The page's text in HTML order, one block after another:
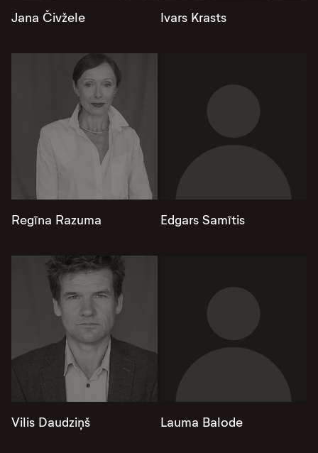
Jana Čivžele Ivars Krasts
Regīna Razuma Edgars Samītis
Vilis Daudziņš Lauma Balode